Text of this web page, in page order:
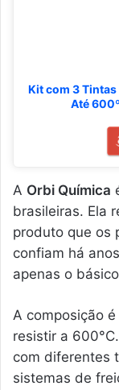
Kit com 3 Tintas
Até
A Orbi Química
brasileiras. Ela
produto que os
confiam há
apenas o
A composição
resistir a
com diferentes
sistemas de